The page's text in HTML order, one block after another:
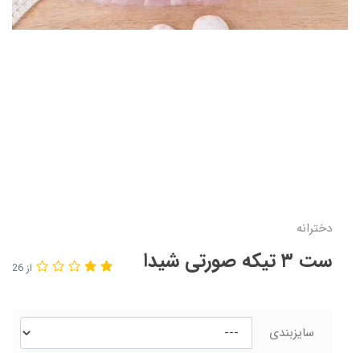
دخترانه
ست ۳ تیکه صورتی شیدا از 26
سایزبندی